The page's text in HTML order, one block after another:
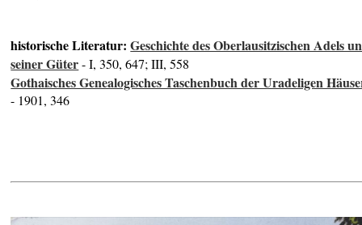
historische Literatur:Geschichte des Oberlausitzischen Adels
seiner Güter- I, 350, 647; III, 558
Gothaisches Genealogisches Taschenbuch der Uradeligen
- 1901, 346